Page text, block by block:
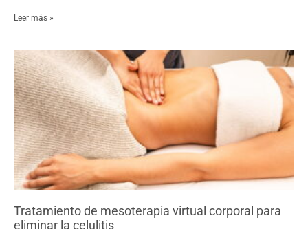
Leer más »
Tratamiento de mesoterapia virtual corporal para
eliminar la celulitis